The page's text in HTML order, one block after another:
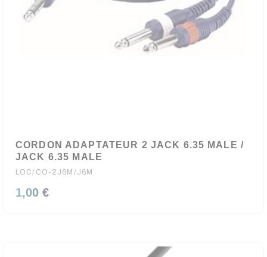
CORDON ADAPTATEUR 2 JACK 6.35 MALE /
JACK 6.35 MALE
LOC/CO-2J6M/J6M
1,00 €